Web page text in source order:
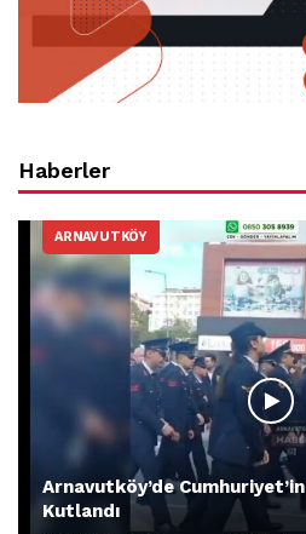
Haberler
ARNAVUTKÖY
Arnavutköy’de Cumhuriyet’in
Kutlandı